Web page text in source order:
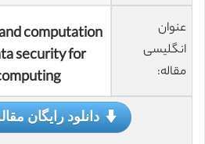
عنوان
انگلیسی
مقاله:
computation
security for
دانلود رایگان